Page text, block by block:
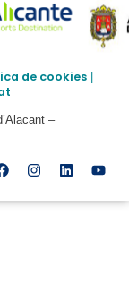
de cookies
–